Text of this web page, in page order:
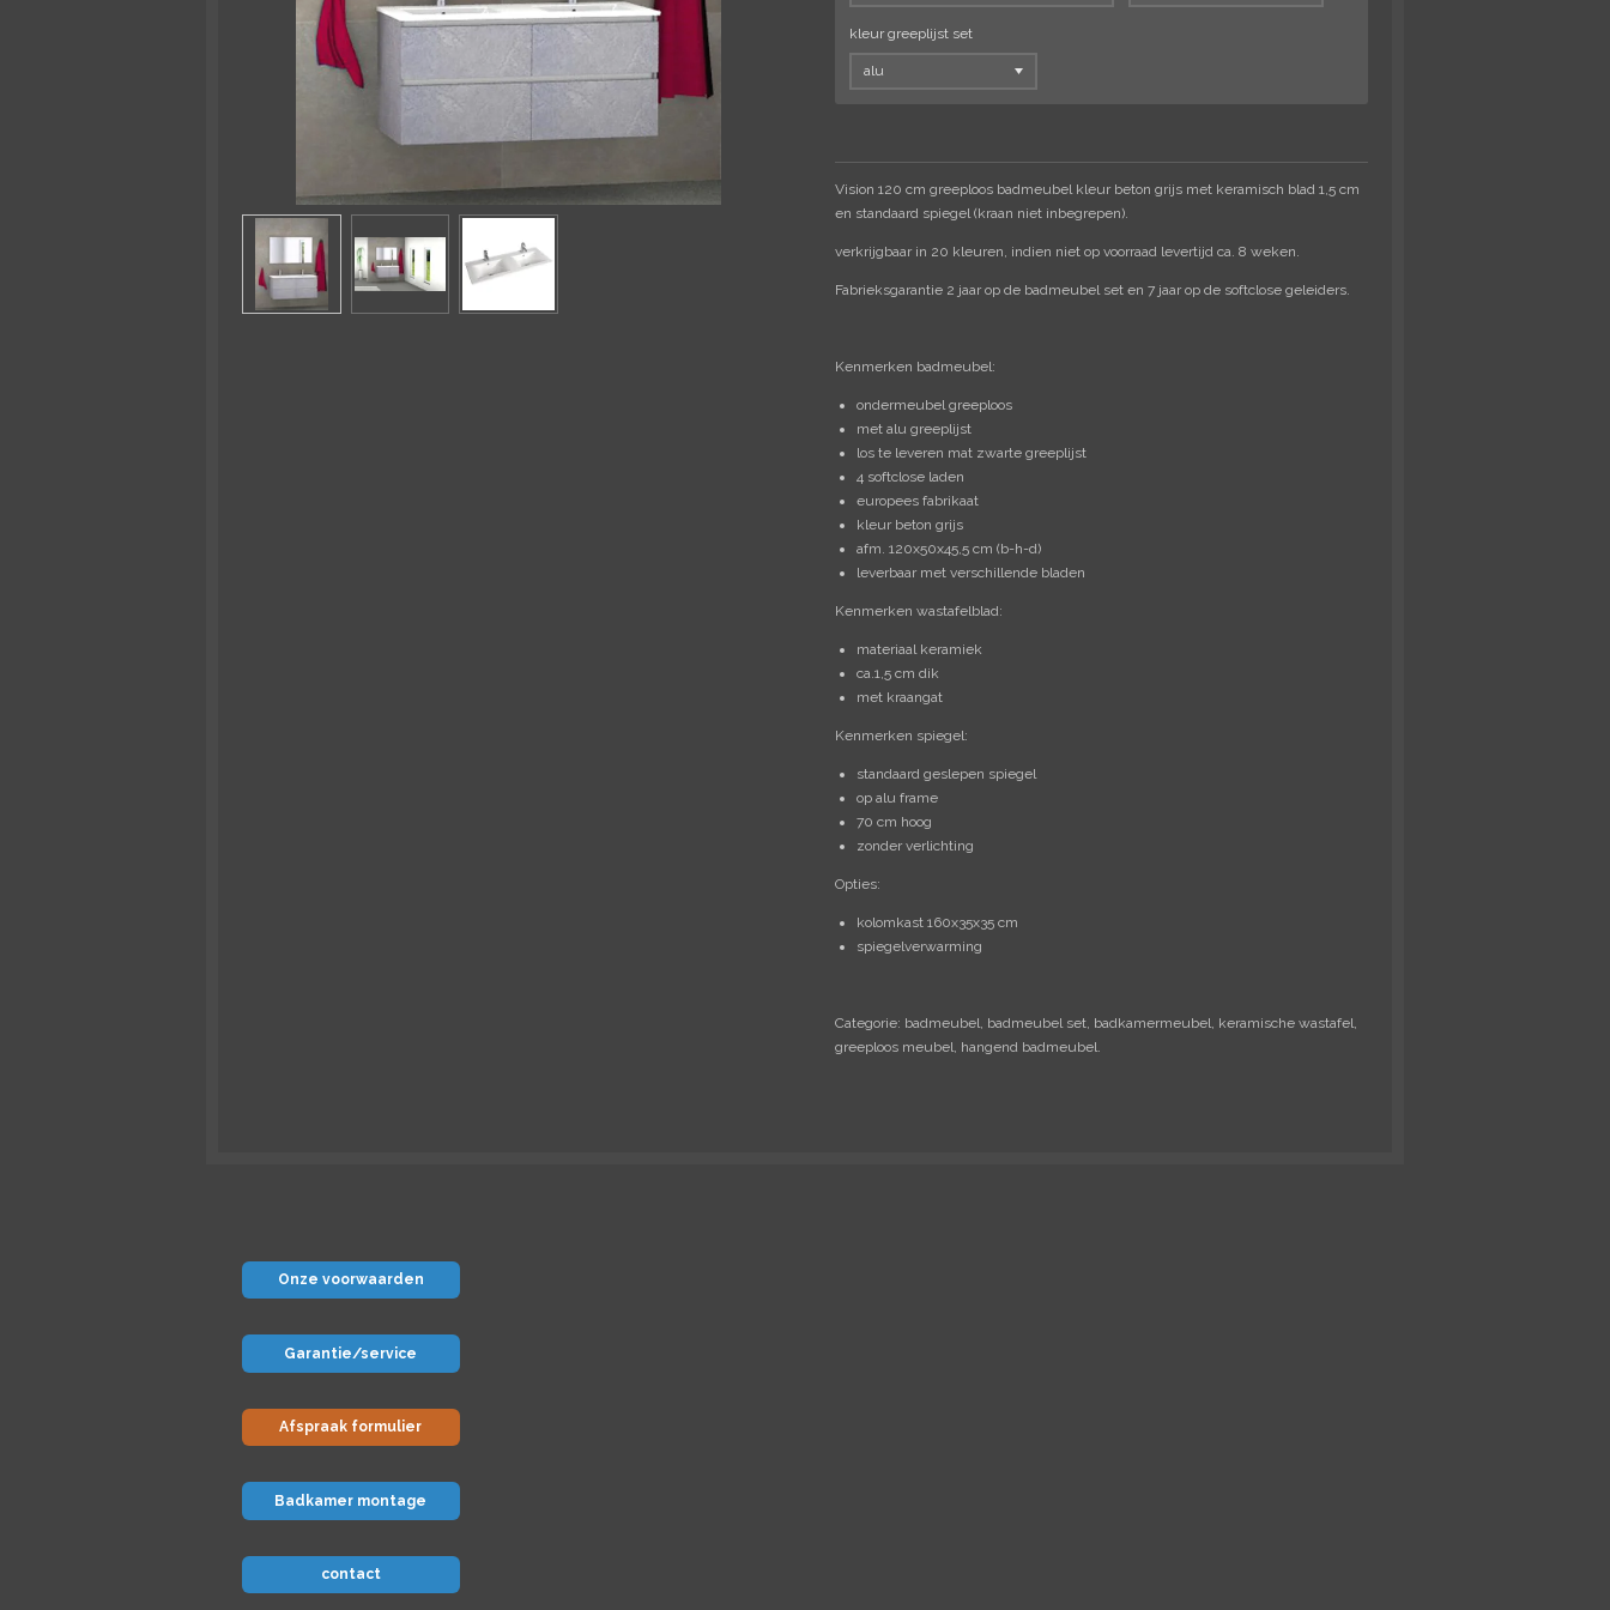
kleur greeplijst set
Vision 120 cm greeploos badmeubel kleur beton grijs met keramisch blad 1,5 cm
en standaard spiegel (kraan niet inbegrepen).
verkrijgbaar in 20 kleuren, indien niet op voorraad levertijd ca. 8 weken.
Fabrieksgarantie 2 jaar op de badmeubel set en 7 jaar op de softclose geleiders.
Kenmerken badmeubel:
ondermeubel greeploos
met alu greeplijst
los te leveren mat zwarte greeplijst
4 softclose laden
europees fabrikaat
kleur beton grijs
afm. 120x50x45,5 cm (b-h-d)
leverbaar met verschillende bladen
Kenmerken wastafelblad:
materiaal keramiek
ca.1,5 cm dik
met kraangat
Kenmerken spiegel:
standaard geslepen spiegel
op alu frame
70 cm hoog
zonder verlichting
Opties:
kolomkast 160x35x35 cm
spiegelverwarming
Categorie: badmeubel, badmeubel set, badkamermeubel, keramische wastafel,
greeploos meubel, hangend badmeubel.
Onze voorwaarden
Garantie/service
Afspraak formulier
Badkamer montage
contact